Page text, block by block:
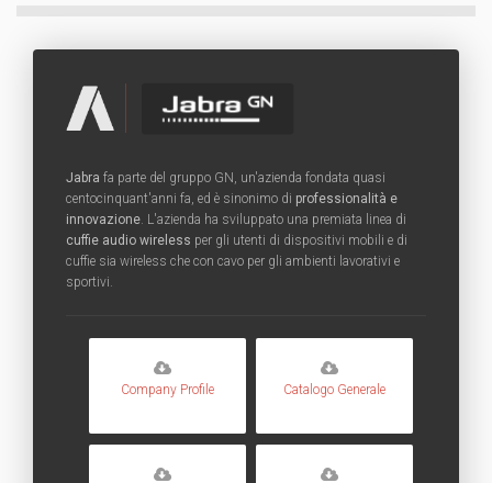
Jabra fa parte del gruppo GN, un'azienda fondata quasi
centocinquant'anni fa, ed è sinonimo di professionalità e
innovazione. L'azienda ha sviluppato una premiata linea di
cuffie audio wireless per gli utenti di dispositivi mobili e di
cuffie sia wireless che con cavo per gli ambienti lavorativi e
sportivi.
Company Profile Catalogo Generale